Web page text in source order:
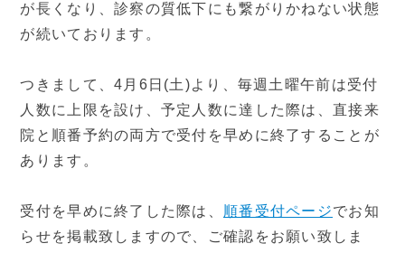
が長くなり、診察の質低下にも繋がりかねない状態
が続いております。
つきまして、4月6日(土)より、毎週土曜午前は受付
人数に上限を設け、予定人数に達した際は、直接来
院と順番予約の両方で受付を早めに終了することが
あります。
受付を早めに終了した際は、 順番受付ページでお知
らせを掲載致しますので、ご確認をお願い致しま
当院の特徴
設備と検査 よくあるご質問
当院の取り組み・院内掲示
事項
受付時間・アクセス ▼